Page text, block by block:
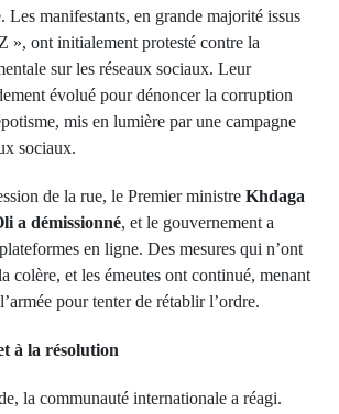
manifestants, en grande majorité issus
», ont initialement protesté contre la
sur les réseaux sociaux. Leur
évolué pour dénoncer la corruption
mis en lumière par une campagne
sociaux.
de la rue, le Premier ministre Khdaga
a démissionné, et le gouvernement a
en ligne. Des mesures qui n’ont
colère, et les émeutes ont continué, menant
pour tenter de rétablir l’ordre.
à la résolution
la communauté internationale a réagi.